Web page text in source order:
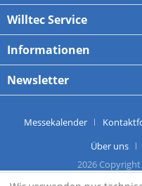
Willtec Service
Informationen
Newsletter
Messekalender
Über uns
2026